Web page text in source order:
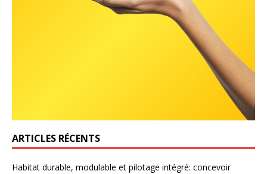
ARTICLES RÉCENTS
Habitat durable, modulable et pilotage intégré: concevoir